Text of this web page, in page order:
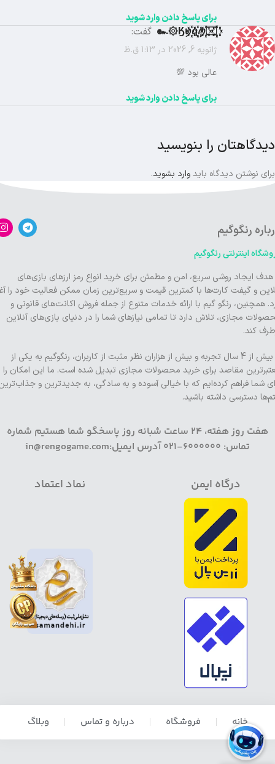
برای پاسخ دادن وارد شوید
꙰꙰Ӄꪗ꙰ꪖ꙰ꪑ꙰۝۞๛ گفت:
ژانویه 6, 2026 در 1:13 ق.ظ
عالی بود 💯
برای پاسخ دادن وارد شوید
دیدگاهتان را بنویسید
برای نوشتن دیدگاه بایدوارد بشوید.
رنگوگیم
اینترنتی رنگوگیم
هدف ایجاد روشی سریع، امن و مطمئن برای خرید انواع رمز ارزهای بازی‌های
و گیفت کارت‌ها با کمترین قیمت و سریع‌ترین زمان ممکن فعالیت خود را
همچنین، رنگو گیم با ارائه خدمات متنوع از جمله فروش اکانت‌های قانونی و
مجازی، تلاش دارد تا تمامی نیازهای شما را در دنیای بازی‌های آنلاین
کند.
با بیش از 4 سال تجربه و بیش از هزاران نظر مثبت از کاربران، رنگوگیم به یکی از
مقاصد برای خرید محصولات مجازی تبدیل شده است. ما این امکان را
شما فراهم کرده‌ایم که با خیالی آسوده و به سادگی، به جدیدترین و
دسترسی داشته باشید.
هفت روز هفته، 24 ساعت شبانه روز پاسخگو شما هستیم شماره
تماس: 6000000-021 آدرس ایمیل:in@rengogame.com
درگاه ایمن نماد اعتماد
خانه فروشگاه درباره و تماس وبلاگ